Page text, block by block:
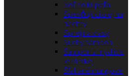
Soľ do kúpeľa
Spevňujúci olej na
nechty
Sprej na vlasy
Suchý šampón
Šampón z mydlice
lekárskej
Šľahané mangové